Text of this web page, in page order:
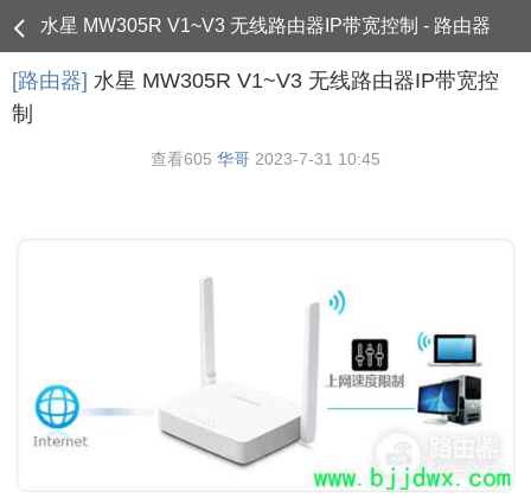
水星 MW305R V1~V3 无线路由器IP带宽控制 - 路由器
[路由器] 水星 MW305R V1~V3 无线路由器IP带宽控
制
查看605 华哥 2023-7-31 10:45